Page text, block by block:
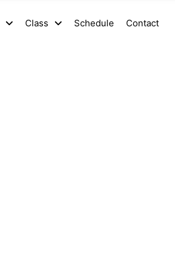
Class Schedule Contact